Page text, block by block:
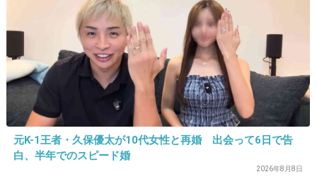
+53
32. 匿名2026/07/08(水) 20:44:38
人格に問題があるよね
+42 -0
元K-1王者・久保優太が10代女性と再婚 出会って6日で告
白、半年でのスピード婚
2026年8月8日